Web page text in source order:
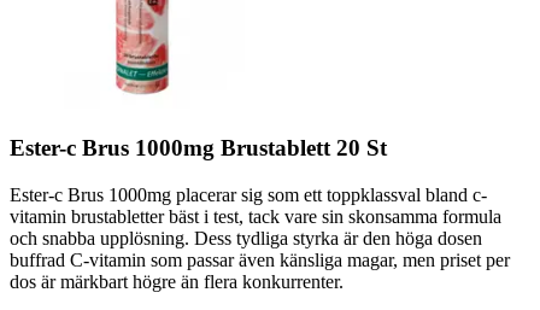
Ester-c Brus 1000mg Brustablett 20 St
Ester-c Brus 1000mg placerar sig som ett toppklassval bland c-
vitamin brustabletter bäst i test, tack vare sin skonsamma formula
och snabba upplösning. Dess tydliga styrka är den höga dosen
buffrad C-vitamin som passar även känsliga magar, men priset per
dos är märkbart högre än flera konkurrenter.